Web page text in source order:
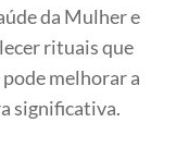
da Mulher e
rituais que
melhorar a
significativa.